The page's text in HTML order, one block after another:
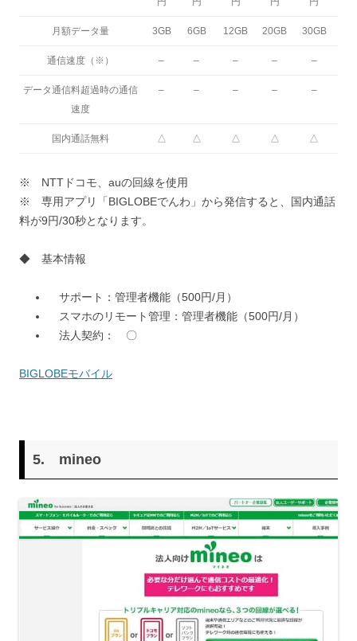
月額データ量 3GB 6GB 12GB 20GB 30GB
通信速度（※） – – – – –
データ通信料超過時の通信
速度
– – – – –
国内通話無料 △ △ △ △ △
※ NTTドコモ、auの回線を使用
※ 専用アプリ「BIGLOBEでんわ」から発信すると、国内通話
料が9円/30秒となります。
◆ 基本情報
サポート：管理者機能（500円/月）
スマホのリモート管理：管理者機能（500円/月）
法人契約： 〇
BIGLOBEモバイル
5. mineo